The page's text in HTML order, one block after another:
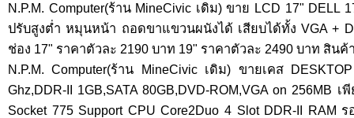
N.P.M. Computer(ร้าน MineCivic เดิม) ขาย LCD 17" DELL
ปรับสูงต่ำ หมุนหน้า ถอดขาแขวนผนังได้ เสียบได้ทั้ง VGA +
ช่อง 17" ราคาตัวละ 2190 บาท 19" ราคาตัวละ 2490 บาท สิน
N.P.M. Computer(ร้าน MineCivic เดิม) ขายเคส
Ghz,DDR-II 1GB,SATA 80GB,DVD-ROM,VGA on 256MB
Socket 775 Support CPU Core2Duo 4 Slot DDR-II RAM